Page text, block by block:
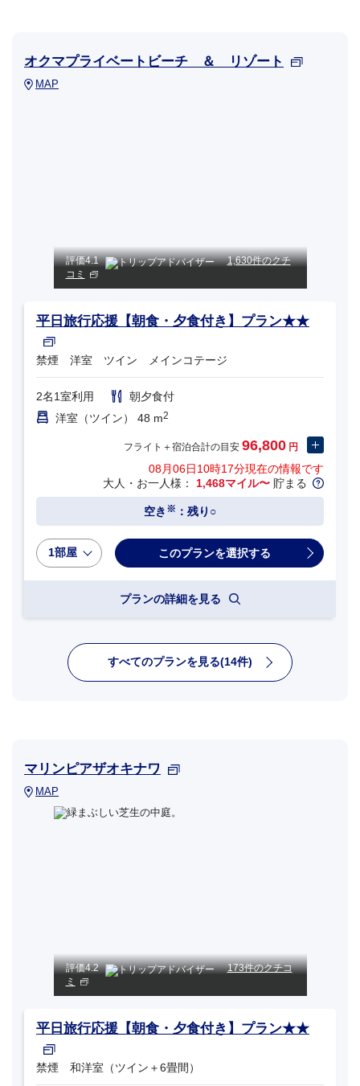
オクマプライベートビーチ ＆ リゾート
MAP
評価4.1
1,630件のクチ
コミ
平日旅行応援【朝食・夕食付き】プラン★★
禁煙 洋室 ツイン メインコテージ
2名1室利用
朝夕食付
洋室（ツイン） 48 m2
フライト＋宿泊合計の目安 96,800 円
08月06日10時17分現在の情報です
大人・お一人様： 1,468マイル〜 貯まる
空き ※ ：残り○
1部屋
プランの詳細を見る
すべてのプランを見る(14件)
マリンピアザオキナワ
MAP
評価4.2
173件のクチコ
ミ
平日旅行応援【朝食・夕食付き】プラン★★
禁煙 和洋室（ツイン＋6畳間）